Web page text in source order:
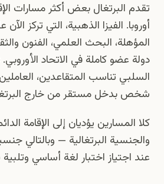
تقدم البرتغال بعض أكثر مسارات
أوروبا. الفيزا الذهبية، التي تركز
المؤهلة، البحث العلمي، الفنون
السلبي تناسب المتقاعدين،
شخص بدخل مستقر من خارج
والجنسية البرتغالية — وبالتالي
عند اجتياز اختبار لغة أساسي وتلبية